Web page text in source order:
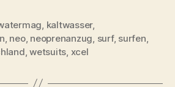
kaltwasser,
neo, neoprenanzug surf, surfen
,wetsuits xcel